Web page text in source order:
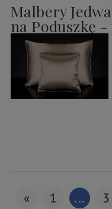
Malbery
na Poduszkę
« 1 ... 3